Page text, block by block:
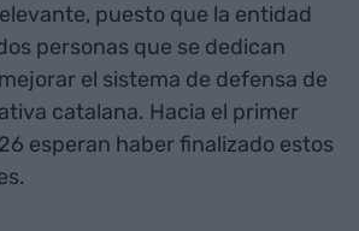
puesto que la entidad
personas que se dedican
el sistema de defensa de
catalana. Hacia el primer
esperan haber finalizado estos